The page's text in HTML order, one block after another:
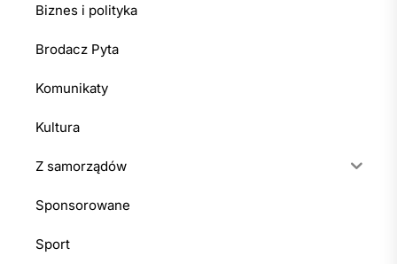
Biznes i polityka
Brodacz Pyta
Komunikaty
Kultura
Z samorządów
Sponsorowane
Sport